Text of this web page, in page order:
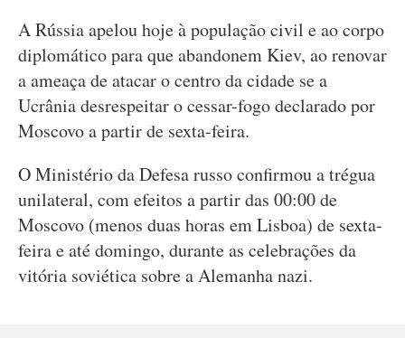
A Rússia apelou hoje à população civil e ao corpo
diplomático para que abandonem Kiev, ao renovar
a ameaça de atacar o centro da cidade se a
Ucrânia desrespeitar o cessar-fogo declarado por
Moscovo a partir de sexta-feira.
O Ministério da Defesa russo confirmou a trégua
unilateral, com efeitos a partir das 00:00 de
Moscovo (menos duas horas em Lisboa) de sexta-
feira e até domingo, durante as celebrações da
vitória soviética sobre a Alemanha nazi.